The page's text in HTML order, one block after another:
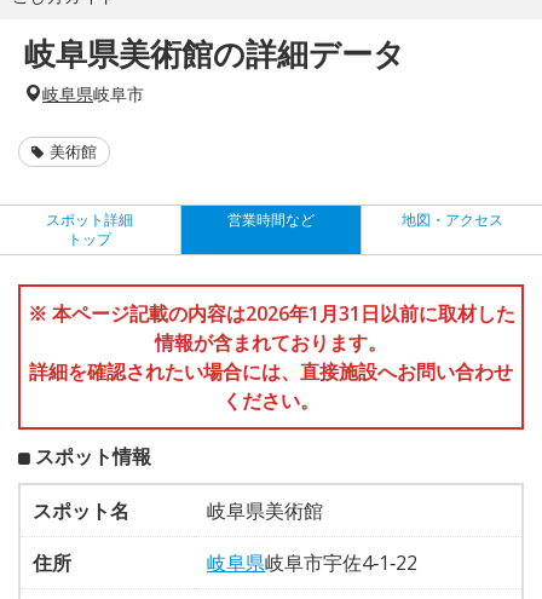
岐阜県美術館の詳細データ
岐阜県岐阜市
美術館
スポット詳細
トップ
営業時間など 地図・アクセス
※ 本ページ記載の内容は2026年1月31日以前に取材した
情報が含まれております。
詳細を確認されたい場合には、直接施設へお問い合わせ
ください。
スポット情報
スポット名
岐阜県美術館
住所
岐阜県岐阜市宇佐4‐1‐22